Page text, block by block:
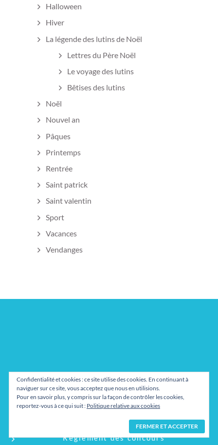
Halloween
Hiver
La légende des lutins de Noël
Lettres du Père Noël
Le voyage des lutins
Bêtises des lutins
Noël
Nouvel an
Pâques
Printemps
Rentrée
Saint patrick
Saint valentin
Sport
Vacances
Vendanges
Mentions légales
Règlement des concours
Confidentialité et cookies : ce site utilise des cookies. En continuant à
naviguer sur ce site, vous acceptez que nous en utilisions.
Pour en savoir plus, y compris sur la façon de contrôler les cookies,
reportez-vous à ce qui suit : Politique relative aux cookies